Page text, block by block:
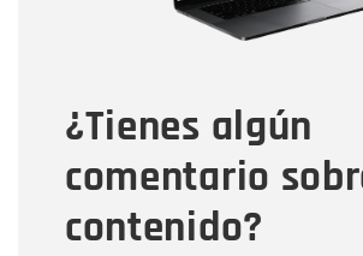
¿Tienes algún
comentario
contenido?
Tipo de comentario
Mensaje